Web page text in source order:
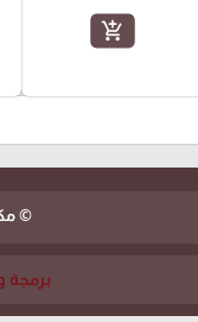
add_shopping_cart
©
برمجة